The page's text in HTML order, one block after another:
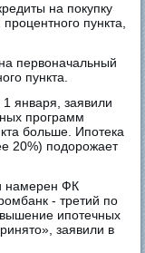
на покупку
пункта,
первоначальный
пункта.
января, заявили
программ
больше. Ипотека
20%) подорожает
намерен ФК
- третий по
ипотечных
заявили в